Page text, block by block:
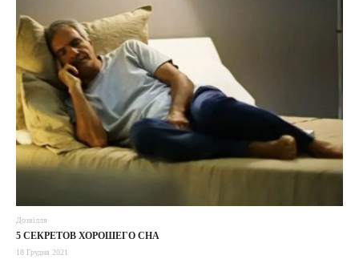
Дозвілля
5 СЕКРЕТОВ ХОРОШЕГО СНА
18 Грудня 2021